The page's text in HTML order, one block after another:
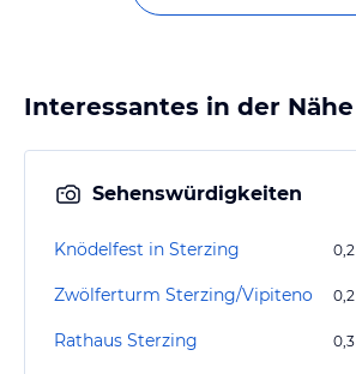
Interessantes in der Nähe
Sehenswürdigkeiten
Knödelfest in Sterzing 0,2
Zwölferturm Sterzing/Vipiteno 0,2
Rathaus Sterzing 0,3